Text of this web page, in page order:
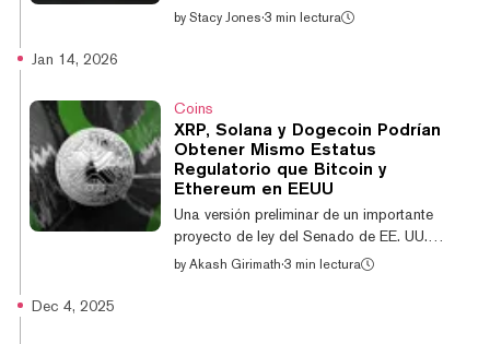
agregará contratos de futuros de Cardano,
empresa en un comunicado de prensa el
jueves. Los contratos se ofrecerán tanto en
tamaños estándar como micro para las tres
criptomonedas: 100.000 ADA y 10.000 para
el micro; 5.000 LINK y 250 para el micro; y
250.000 XL...
by Stacy Jones·3 min lectura
Jan 14, 2026
Coins
XRP, Solana y Dogecoin Podrían
Obtener Mismo Estatus
Regulatorio que Bitcoin y
Ethereum en EEUU
Una versión preliminar de un importante
proyecto de ley del Senado de EE. UU.
podría otorgar un alivio regulatorio
by Akash Girimath·3 min lectura
Dec 4, 2025